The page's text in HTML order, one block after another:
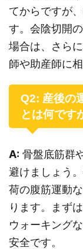
てからですが
す。会陰切開
場合は、さら
師や助産師に
Q2: 産後の
とは何です
A: 骨盤底筋群
避けましょう
荷の腹筋運動
ります。まず
ウォーキング
安全です。